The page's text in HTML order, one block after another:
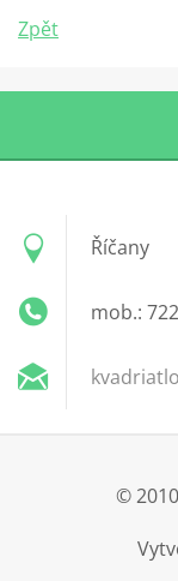
Zpět
Říčany
mob.:
kvadriat
©